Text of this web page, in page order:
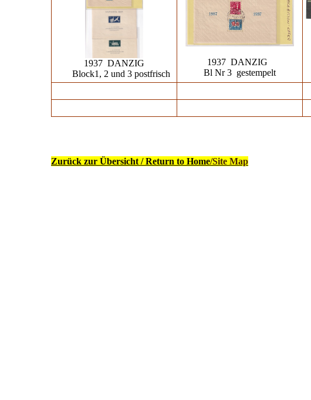
1937 DANZIG
Block1, 2 und 3 postfrisch
1937 DANZIG
Bl Nr 3 gestempelt
Zurück zur Übersicht / Return to Home/Site Map